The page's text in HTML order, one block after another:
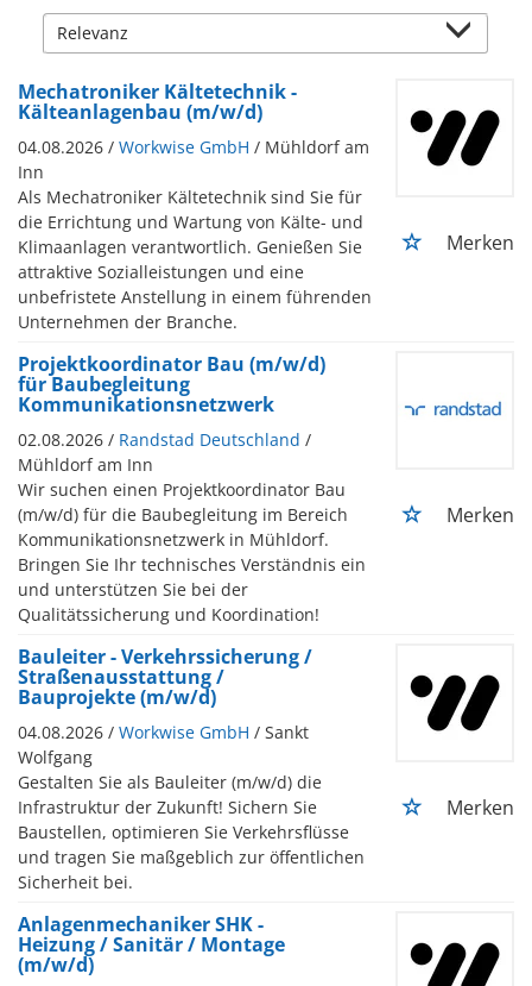
Mechatroniker Kältetechnik -
Kälteanlagenbau (m/w/d)
04.08.2026 / Workwise GmbH / Mühldorf am
Inn
Als Mechatroniker Kältetechnik sind Sie für
die Errichtung und Wartung von Kälte- und
Klimaanlagen verantwortlich. Genießen Sie
attraktive Sozialleistungen und eine
unbefristete Anstellung in einem führenden
Unternehmen der Branche.
Merken
Projektkoordinator Bau (m/w/d)
für Baubegleitung
Kommunikationsnetzwerk
02.08.2026 / Randstad Deutschland /
Mühldorf am Inn
Wir suchen einen Projektkoordinator Bau
(m/w/d) für die Baubegleitung im Bereich
Kommunikationsnetzwerk in Mühldorf.
Bringen Sie Ihr technisches Verständnis ein
und unterstützen Sie bei der
Qualitätssicherung und Koordination!
Merken
Bauleiter - Verkehrssicherung /
Straßenausstattung /
Bauprojekte (m/w/d)
04.08.2026 / Workwise GmbH / Sankt
Wolfgang
Gestalten Sie als Bauleiter (m/w/d) die
Infrastruktur der Zukunft! Sichern Sie
Baustellen, optimieren Sie Verkehrsflüsse
und tragen Sie maßgeblich zur öffentlichen
Sicherheit bei.
Merken
Anlagenmechaniker SHK -
Heizung / Sanitär / Montage
(m/w/d)